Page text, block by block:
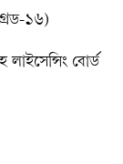
১৬)
বোর্ড